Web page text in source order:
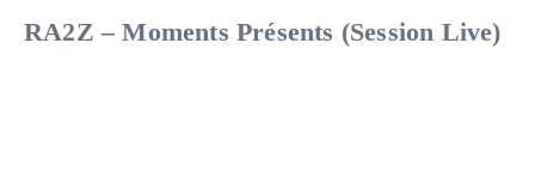
RA2Z – Moments Présents (Session Live)